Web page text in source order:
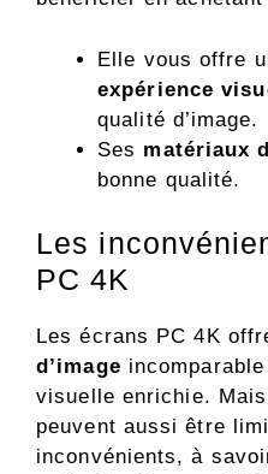
Elle vous offre
expérience
qualité d’image.
Ses matériaux
bonne qualité.
Les
PC 4K
Les écrans PC 4K
d’image
visuelle enrichie.
peuvent aussi être
inconvénients, à